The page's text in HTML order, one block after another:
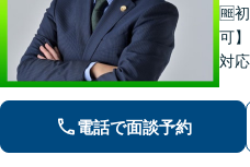
🆓
可
対
プ
ず
払
電話で面談予約